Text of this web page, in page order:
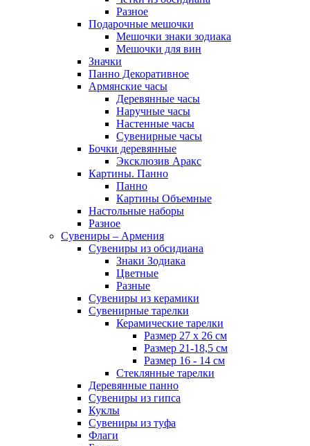
Разное
Подарочные мешочки
Мешочки знаки зодиака
Мешочки для вин
Значки
Панно Декоративное
Армянские часы
Деревянные часы
Наручные часы
Настенные часы
Сувенирные часы
Бочки деревянные
Эксклюзив Аракс
Картины. Панно
Панно
Картины Объемные
Настольные наборы
Разное
Сувениры – Армения
Сувениры из обсидиана
Знаки Зодиака
Цветные
Разные
Сувениры из керамики
Сувенирные тарелки
Керамические тарелки
Размер 27 х 26 см
Размер 21-18,5 см
Размер 16 - 14 см
Стеклянные тарелки
Деревянные панно
Сувениры из гипса
Куклы
Сувениры из туфа
Флаги